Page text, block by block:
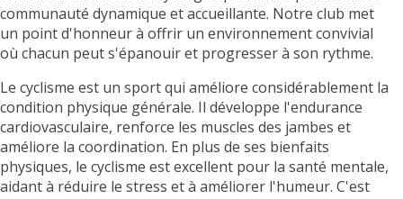
communauté dynamique et accueillante. Notre club met
un point d'honneur à offrir un environnement convivial
où chacun peut s'épanouir et progresser à son rythme.
Le cyclisme est un sport qui améliore considérablement la
condition physique générale. Il développe l'endurance
cardiovasculaire, renforce les muscles des jambes et
améliore la coordination. En plus de ses bienfaits
physiques, le cyclisme est excellent pour la santé mentale,
aidant à réduire le stress et à améliorer l'humeur. C'est